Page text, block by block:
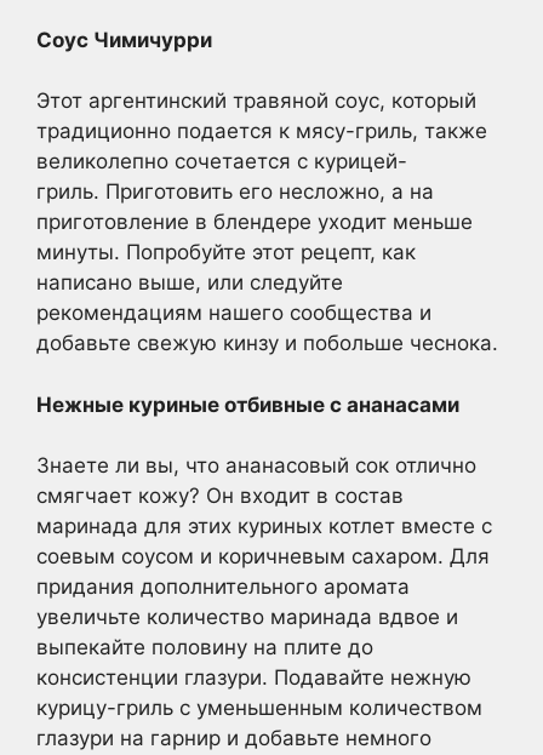
Соус Чимичурри
Этот аргентинский травяной соус, который
традиционно подается к мясу-гриль, также
великолепно сочетается с курицей-
гриль. Приготовить его несложно, а на
приготовление в блендере уходит меньше
минуты. Попробуйте этот рецепт, как
написано выше, или следуйте
рекомендациям нашего сообщества и
добавьте свежую кинзу и побольше чеснока.
Нежные куриные отбивные с ананасами
Знаете ли вы, что ананасовый сок отлично
смягчает кожу? Он входит в состав
маринада для этих куриных котлет вместе с
соевым соусом и коричневым сахаром. Для
придания дополнительного аромата
увеличьте количество маринада вдвое и
выпекайте половину на плите до
консистенции глазури. Подавайте нежную
курицу-гриль с уменьшенным количеством
глазури на гарнир и добавьте немного